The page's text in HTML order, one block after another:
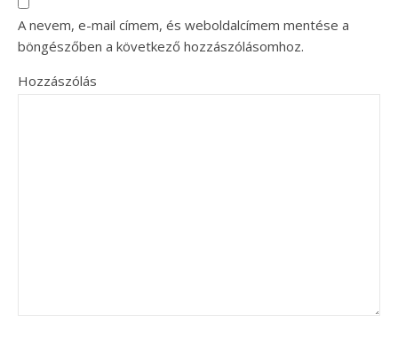
A nevem, e-mail címem, és weboldalcímem mentése a
böngészőben a következő hozzászólásomhoz.
Hozzászólás